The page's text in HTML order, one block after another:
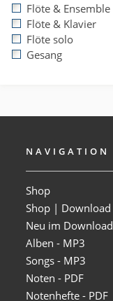
Flöte & Ensemble
Flöte & Klavier
Flöte solo
Gesang
NAVIGATION
Shop
Shop | Download
Neu im Download
Alben - MP3
Songs - MP3
Noten - PDF
Notenhefte - PDF